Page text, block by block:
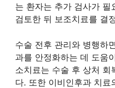
는 환자는 추가 검사가 필
검토한 뒤 보조치료를 결
수술 전후 관리와 병행하
과를 안정화하는 데 도움
소치료는 수술 후 상처 회
다. 또한 이비인후과 치료